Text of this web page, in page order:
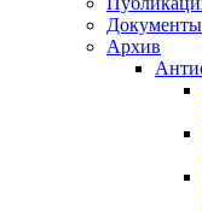
Документы
Архив